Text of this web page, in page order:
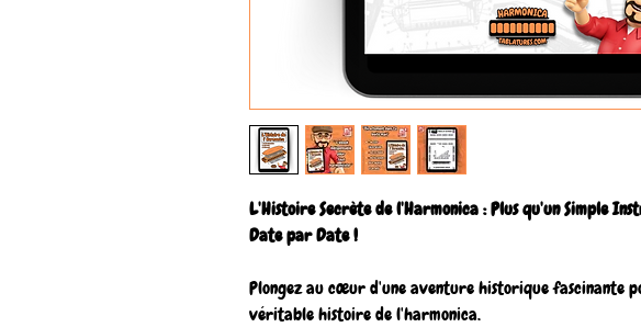
L'Histoire Secrète de l'Harmonica : Plus qu'un Simple
Date par Date !
Plongez au cœur d'une aventure historique fascinante
véritable histoire de l'harmonica.